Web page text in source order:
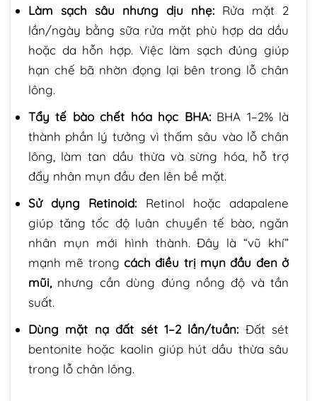
Làm sạch sâu nhưng dịu nhẹ: Rửa mặt 2
lần/ngày bằng sữa rửa mặt phù hợp da dầu
hoặc da hỗn hợp. Việc làm sạch đúng giúp
hạn chế bã nhờn đọng lại bên trong lỗ chân
lông.
Tẩy tế bào chết hóa học BHA: BHA 1–2% là
thành phần lý tưởng vì thấm sâu vào lỗ chân
lông, làm tan dầu thừa và sừng hóa, hỗ trợ
đẩy nhân mụn đầu đen lên bề mặt.
Sử dụng Retinoid: Retinol hoặc adapalene
giúp tăng tốc độ luân chuyển tế bào, ngăn
nhân mụn mới hình thành. Đây là “vũ khí”
mạnh mẽ trong cách điều trị mụn đầu đen ở
mũi, nhưng cần dùng đúng nồng độ và tần
suất.
Dùng mặt nạ đất sét 1–2 lần/tuần: Đất sét
bentonite hoặc kaolin giúp hút dầu thừa sâu
trong lỗ chân lông.